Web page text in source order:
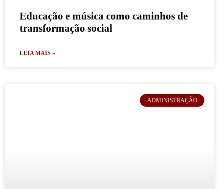
Educação e música como caminhos de
transformação social
LEIA MAIS »
ADMINISTRAÇÃO